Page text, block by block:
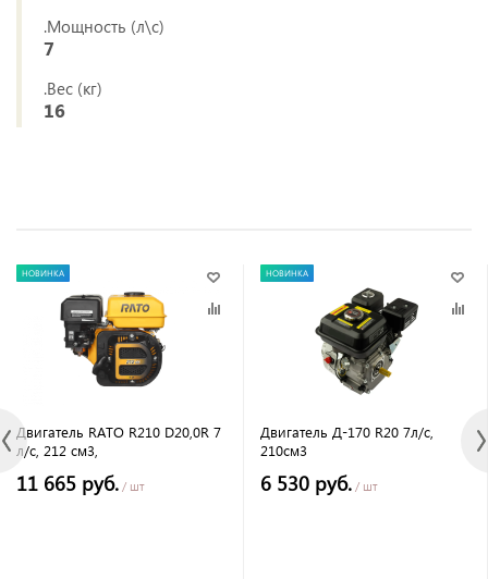
.Мощность (л\с)
7
.Вес (кг)
16
НОВИНКА
Двигатель RATO R210 D20,0R 7
л/с, 212 см3,
11 665 руб. / шт
НОВИНКА
Двигатель Д-170 R20 7л/с,
210см3
6 530 руб. / шт